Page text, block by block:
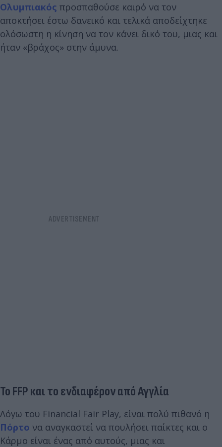
Ολυμπιακός προσπαθούσε καιρό να τον
αποκτήσει έστω δανεικό και τελικά αποδείχτηκε
ολόσωστη η κίνηση να τον κάνει δικό του, μιας και
ήταν «βράχος» στην άμυνα.
Το FFP και το ενδιαφέρον από Αγγλία
Λόγω του Financial Fair Play, είναι πολύ πιθανό η
Πόρτο να αναγκαστεί να πουλήσει παίκτες και ο
Κάρμο είναι ένας από αυτούς, μιας και